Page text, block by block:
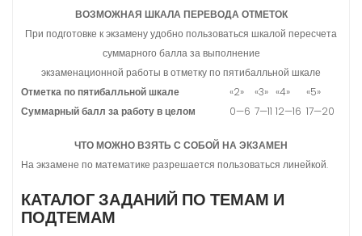
ВОЗМОЖНАЯ ШКАЛА ПЕРЕВОДА ОТМЕТОК
При подготовке к экзамену удобно пользоваться шкалой пересчета
суммарного балла за выполнение
экзаменационной работы в отметку по пятибалльной шкале
Отметка по пятибалльной шкале
«2» «3» «4»
«5»
Суммарный балл за работу в целом
0—6 7—11 12—16 17—20
ЧТО МОЖНО ВЗЯТЬ С СОБОЙ НА ЭКЗАМЕН
На экзамене по математике разрешается пользоваться линейкой.
КАТАЛОГ ЗАДАНИЙ ПО ТЕМАМ И
ПОДТЕМАМ